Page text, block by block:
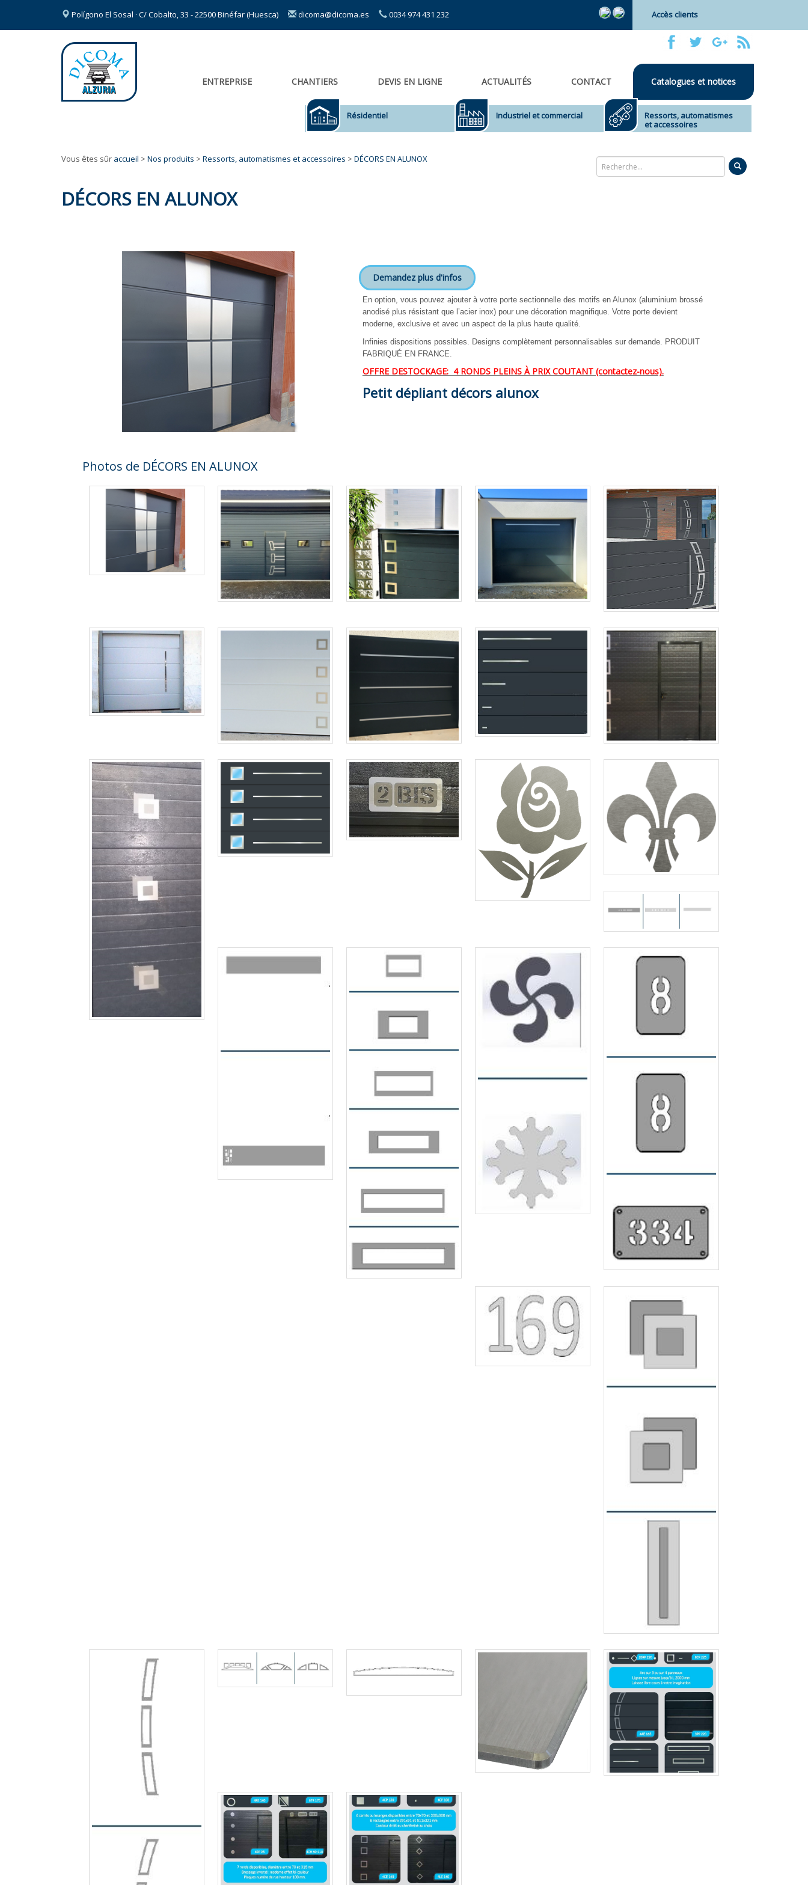
Polígono El Sosal · C/ Cobalto, 33 - 22500 Binéfar (Huesca) dicoma@dicoma.es 0034 974 431 232 Accès clients
ENTREPRISE CHANTIERS DEVIS EN LIGNE ACTUALITÉS CONTACT Catalogues et notices
Résidentiel Industriel et commercial
Ressorts, automatismes
et accessoires
Vous êtes sûr accueil > Nos produits > Ressorts, automatismes et accessoires > DÉCORS EN ALUNOX
DÉCORS EN ALUNOX
Demandez plus d'infos
En option, vous pouvez ajouter à votre porte sectionnelle des motifs en Alunox (aluminium brossé
anodisé plus résistant que l’acier inox) pour une décoration magnifique. Votre porte devient
moderne, exclusive et avec un aspect de la plus haute qualité.
Infinies dispositions possibles. Designs complètement personnalisables sur demande. PRODUIT
FABRIQUÉ EN FRANCE.
OFFRE DESTOCKAGE: 4 RONDS PLEINS À PRIX COUTANT (contactez-nous).
Petit dépliant décors alunox
Photos de DÉCORS EN ALUNOX